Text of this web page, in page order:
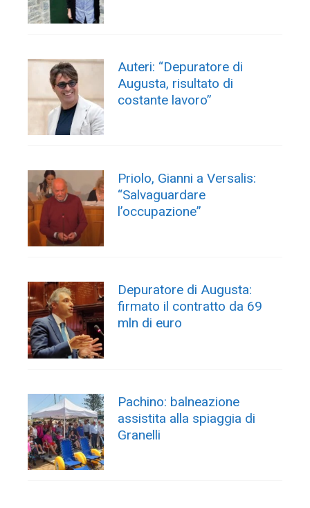
Auteri: “Depuratore di
Augusta, risultato di
costante lavoro”
Priolo, Gianni a Versalis:
“Salvaguardare
l’occupazione”
Depuratore di Augusta:
firmato il contratto da 69
mln di euro
Pachino: balneazione
assistita alla spiaggia di
Granelli